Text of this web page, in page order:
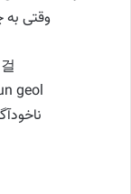
وقتی
geol